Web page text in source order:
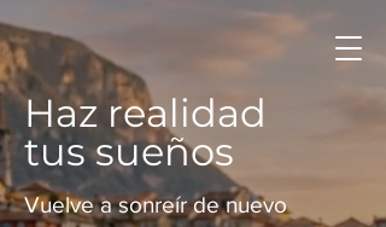
Haz realidad
tus sueños
Vuelve a sonreír de nuevo